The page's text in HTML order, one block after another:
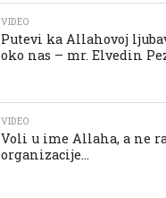
VIDEO
Putevi ka Allahovoj
oko nas – mr. Elvedin
VIDEO
Voli u ime Allaha, a ne
organizacije…